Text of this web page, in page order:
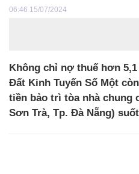
06:46 15/07/2024
Không chỉ nợ thuế hơn
Đất Kinh Tuyến Số Một
tiền bảo trì tòa nhà chung
Sơn Trà, Tp. Đà Nẵng)